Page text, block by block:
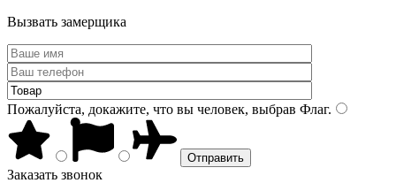
Вызвать замерщика
Пожалуйста, докажите, что вы человек, выбрав Флаг.
Заказать звонок